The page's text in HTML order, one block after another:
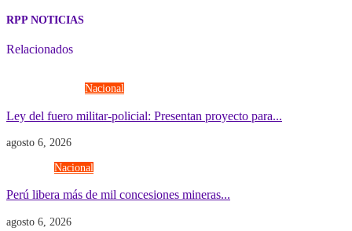
RPP NOTICIAS
Relacionados
Nacional
Ley del fuero militar-policial: Presentan proyecto para...
agosto 6, 2026
Nacional
Perú libera más de mil concesiones mineras...
agosto 6, 2026